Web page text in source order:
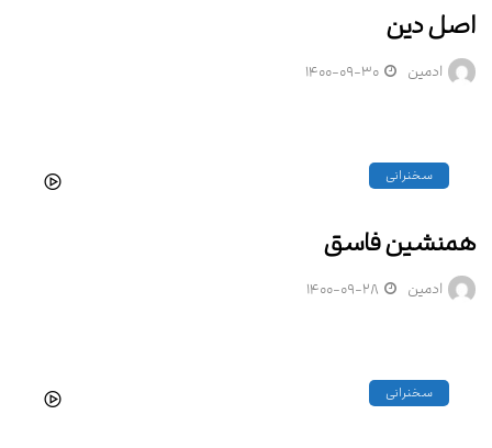
اصل دین
ادمین ۱۴۰۰-۰۹-۳۰
سخنرانی
همنشین فاسق
ادمین ۱۴۰۰-۰۹-۲۸
سخنرانی